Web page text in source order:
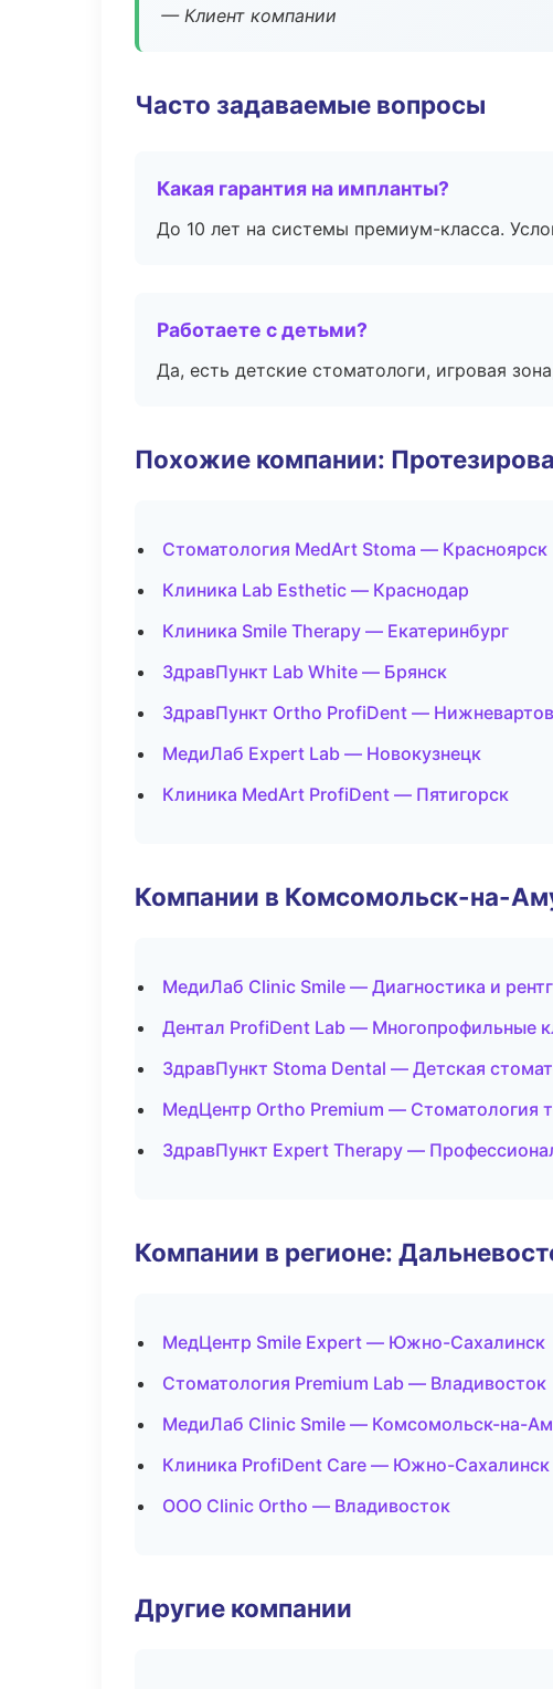
— Клиент компании
Часто задаваемые вопросы
Какая гарантия на импланты?
До 10 лет на системы премиум-класса.
Работаете с детьми?
Да, есть детские стоматологи, игровая
Похожие компании:
Стоматология MedArt Stoma — Красноярск
Клиника Lab Esthetic — Краснодар
Клиника Smile Therapy — Екатеринбург
ЗдравПункт Lab White — Брянск
ЗдравПункт Ortho ProfiDent —
МедиЛаб Expert Lab — Новокузнецк
Клиника MedArt ProfiDent — Пятигорск
Компании в Комсомольск-на-
МедиЛаб Clinic Smile — Диагностика и
Дентал ProfiDent Lab — Многопрофильные
ЗдравПункт Stoma Dental — Детская
МедЦентр Ortho Premium — Стоматология
ЗдравПункт Expert Therapy —
Компании в регионе:
МедЦентр Smile Expert — Южно-Сахалинск
Стоматология Premium Lab — Владивосток
МедиЛаб Clinic Smile — Комсомольск-на-
Клиника ProfiDent Care — Южно-Сахалинск
ООО Clinic Ortho — Владивосток
Другие компании